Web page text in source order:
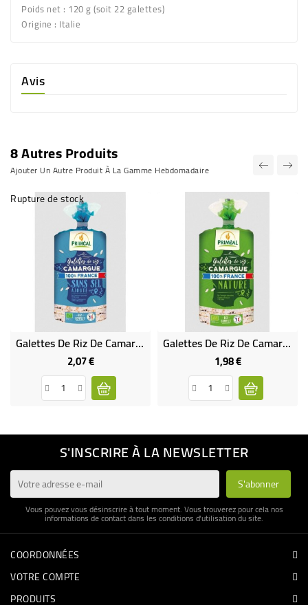
Poids net : 120 g (soit 22 galettes)
Origine : Italie
Avis
8 Autres Produits
Ajouter Un Autre Produit À La Gamme Hebdomadaire
Rupture de stock
Galettes De Riz De Camargue Sans Sel, Bio & Sans Gluten
2,07 €Prix
Galettes De Riz De Camargue Bio & Sans Gluten
1,98 €Prix
S'INSCRIRE À LA NEWSLETTER
Vous pouvez vous désinscrire à tout moment. Vous trouverez pour cela nos
informations de contact dans les conditions d'utilisation du site.
COORDONNÉES
VOTRE COMPTE
PRODUITS